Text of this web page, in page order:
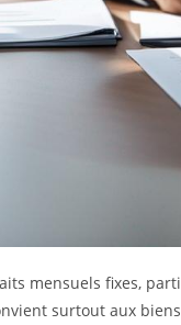
mensuels fixes,
surtout aux